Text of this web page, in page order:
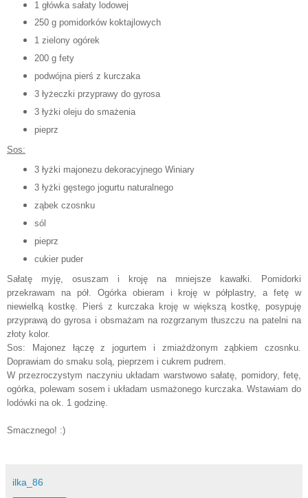
1 główka sałaty lodowej
250 g pomidorków koktajlowych
1 zielony ogórek
200 g fety
podwójna pierś z kurczaka
3 łyżeczki przyprawy do gyrosa
3 łyżki oleju do smażenia
pieprz
Sos:
3 łyżki majonezu dekoracyjnego Winiary
3 łyżki gęstego jogurtu naturalnego
ząbek czosnku
sól
pieprz
cukier puder
Sałatę myję, osuszam i kroję na mniejsze kawałki. Pomidorki
przekrawam na pół. Ogórka obieram i kroję w półplastry, a fetę w
niewielką kostkę. Pierś z kurczaka kroję w większą kostkę, posypuję
przyprawą do gyrosa i obsmażam na rozgrzanym tłuszczu na patelni na
złoty kolor.
Sos: Majonez łączę z jogurtem i zmiażdżonym ząbkiem czosnku.
Doprawiam do smaku solą, pieprzem i cukrem pudrem.
W przezroczystym naczyniu układam warstwowo sałatę, pomidory, fetę,
ogórka, polewam sosem i układam usmażonego kurczaka. Wstawiam do
lodówki na ok. 1 godzinę.
Smacznego! :)
ilka_86